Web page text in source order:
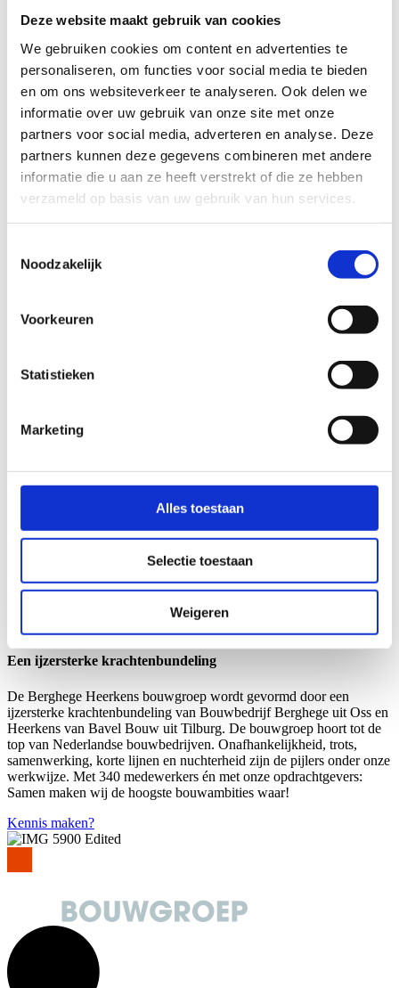
Deze website maakt gebruik van cookies
We gebruiken cookies om content en advertenties te
personaliseren, om functies voor social media te bieden
en om ons websiteverkeer te analyseren. Ook delen we
informatie over uw gebruik van onze site met onze
partners voor social media, adverteren en analyse. Deze
partners kunnen deze gegevens combineren met andere
informatie die u aan ze heeft verstrekt of die ze hebben
verzameld op basis van uw gebruik van hun services.
Noodzakelijk
Voorkeuren
Statistieken
Marketing
Alles toestaan
Selectie toestaan
Weigeren
APPARTEMENTEN LANDGOED
COUDEWATER
Bouwbedrijf Berghege heeft de opdracht om op
Landgoed Coudewater in Rosmalen 162
appartementen, verdeeld over drie woontorens te gaan
NIEUWBOUWWIJK DE PIEKENHOEF OSS
huizen, rijwoningen, tweekappers, appartementen maar
ook sociale woningbouw. In een mix van koop en huur.
De komst van het Walkwartier maakt het stadshart
is er ruimte voor winkels en horeca. Ook vind je er de
bibliotheek, exposities van K26 en het ontdeklab van
STOOOM.
Een ijzersterke krachtenbundeling
De Berghege Heerkens bouwgroep wordt gevormd door een
ijzersterke krachtenbundeling van Bouwbedrijf Berghege uit Oss en
Heerkens van Bavel Bouw uit Tilburg. De bouwgroep hoort tot de
top van Nederlandse bouwbedrijven. Onafhankelijkheid, trots,
samenwerking, korte lijnen en nuchterheid zijn de pijlers onder onze
werkwijze. Met 340 medewerkers én met onze opdrachtgevers:
Samen maken wij de hoogste bouwambities waar!
Kennis maken?